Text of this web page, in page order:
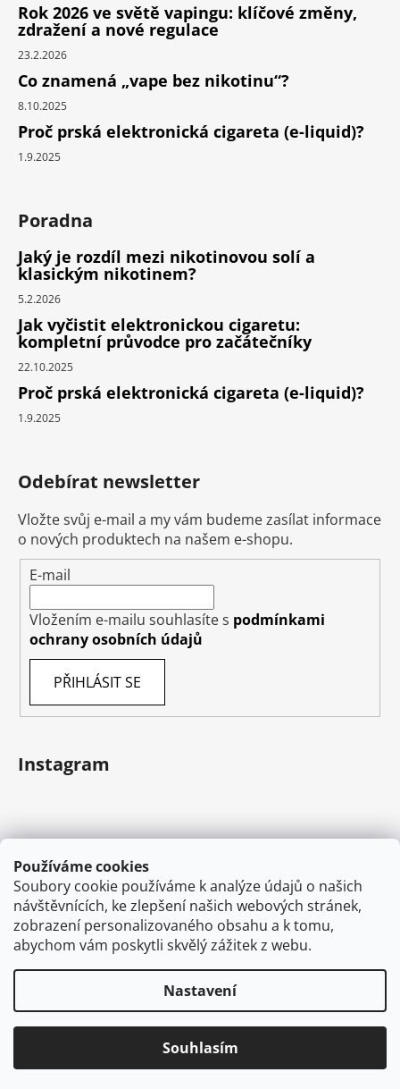
Používáme cookies
Soubory cookie používáme k analýze údajů o našich
návštěvnících, ke zlepšení našich webových stránek,
zobrazení personalizovaného obsahu a k tomu,
abychom vám poskytli skvělý zážitek z webu.
Nastavení
Souhlasím
Rok 2026 ve světě vapingu: klíčové změny,
zdražení a nové regulace
23.2.2026
Co znamená „vape bez nikotinu“?
8.10.2025
Proč prská elektronická cigareta (e-liquid)?
1.9.2025
Poradna
Jaký je rozdíl mezi nikotinovou solí a
klasickým nikotinem?
5.2.2026
Jak vyčistit elektronickou cigaretu:
kompletní průvodce pro začátečníky
22.10.2025
Proč prská elektronická cigareta (e-liquid)?
1.9.2025
Odebírat newsletter
Vložte svůj e-mail a my vám budeme zasílat informace
o nových produktech na našem e-shopu.
E-mail
Vložením e-mailu souhlasíte s podmínkami
ochrany osobních údajů
PŘIHLÁSIT SE
Instagram
Sledovat na Instagramu
Vytvořil Shoptet